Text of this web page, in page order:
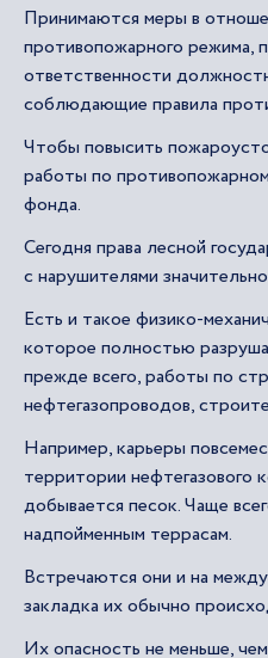
Принимаются меры в
противопожарного режима,
ответственности
соблюдающие правила
Чтобы повысить
работы по
фонда.
Сегодня права лесной
с нарушителями
Есть и такое физико-
которое полностью
прежде всего, работы по
нефтегазопроводов,
Например, карьеры
территории нефтегазового
добывается песок. Чаще
надпойменным террасам.
Встречаются они и на
закладка их обычно
Их опасность не меньше,